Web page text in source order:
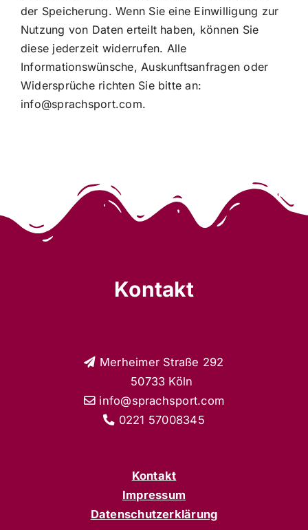
der Speicherung. Wenn Sie eine Einwilligung zur
Nutzung von Daten erteilt haben, können Sie
diese jederzeit widerrufen. Alle
Informationswünsche, Auskunftsanfragen oder
Widersprüche richten Sie bitte an:
info@sprachsport.com.
Kontakt
Merheimer Straße 292
50733 Köln
info@sprachsport.com
0221 57008345
Kontakt
Impressum
Datenschutzerklärung